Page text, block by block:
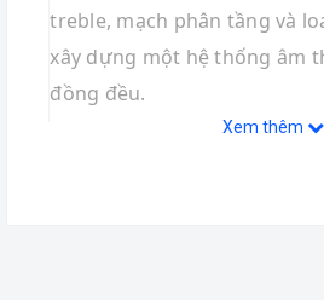
treble, mạch phân tầng và
xây dựng một hệ thống âm
đồng đều.
Xem thêm